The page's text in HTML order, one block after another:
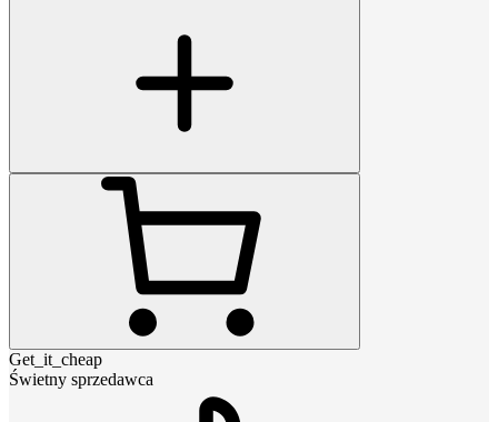
Get_it_cheap
Świetny sprzedawca